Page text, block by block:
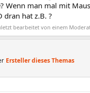
Wenn man mal mit
dran hat z.B. ?
bearbeitet von einem
Ersteller dieses Themas